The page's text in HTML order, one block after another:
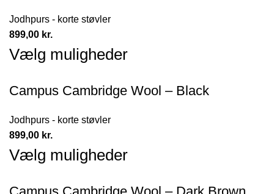
Jodhpurs - korte støvler
899,00 kr.
Vælg muligheder
Campus Cambridge Wool – Black
Jodhpurs - korte støvler
899,00 kr.
Vælg muligheder